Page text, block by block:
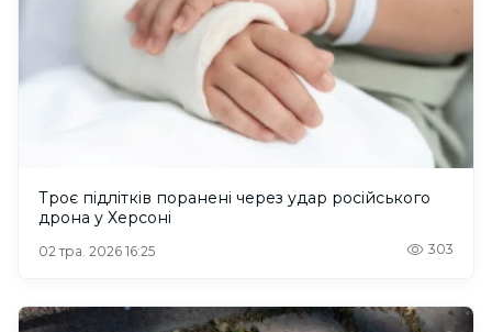
Троє підлітків поранені через удар російського
дрона у Херсоні
02 тра. 2026 16:25 303